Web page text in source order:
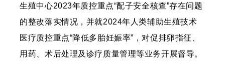
生殖中心2023年质控重点“配子安全核查”存在问题
的整改落实情况，并就2024年人类辅助生殖技术
医疗质控重点“降低多胎妊娠率”，对促排卵指征、
用药、术后处理及诊疗质量管理等业务开展督导。